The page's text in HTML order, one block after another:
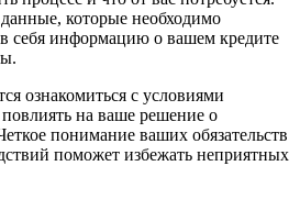
которые необходимо
себя информацию о вашем кредите
ознакомиться с условиями
на ваше решение о
понимание ваших обязательств
поможет избежать неприятных